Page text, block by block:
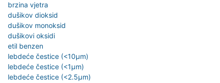
brzina vjetra
dušikov dioksid
dušikov monoksid
dušikovi oksidi
etil benzen
lebdeće čestice (<10µm)
lebdeće čestice (<1µm)
lebdeće čestice (<2.5µm)